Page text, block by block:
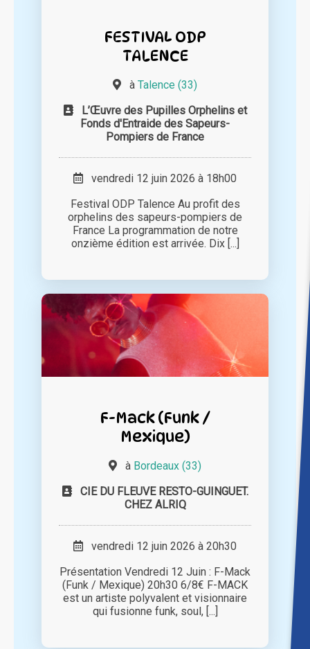
FESTIVAL ODP
TALENCE
à Talence (33)
L’Œuvre des Pupilles Orphelins et
Fonds d'Entraide des Sapeurs-
Pompiers de France
vendredi 12 juin 2026 à 18h00
Festival ODP Talence Au profit des
orphelins des sapeurs-pompiers de
France La programmation de notre
onzième édition est arrivée. Dix [...]
F-Mack (Funk /
Mexique)
à Bordeaux (33)
CIE DU FLEUVE RESTO-GUINGUET.
CHEZ ALRIQ
vendredi 12 juin 2026 à 20h30
Présentation Vendredi 12 Juin : F-Mack
(Funk / Mexique) 20h30 6/8€ F-MACK
est un artiste polyvalent et visionnaire
qui fusionne funk, soul, [...]